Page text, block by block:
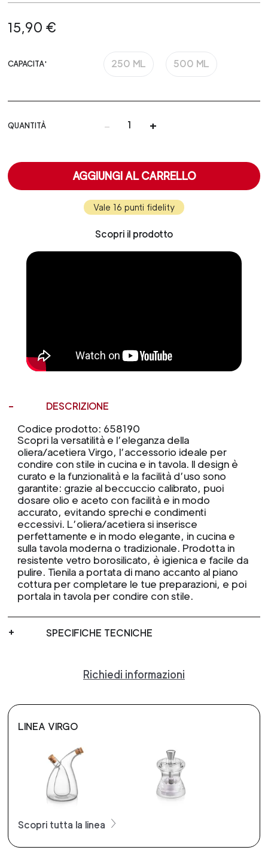
15,90 €
CAPACITA' 250 ML 500 ML
QUANTITÀ - +
AGGIUNGI AL CARRELLO
Vale 16 punti fidelity
Scopri il prodotto
DESCRIZIONE
Codice prodotto: 658190
Scopri la versatilità e l’eleganza della
oliera/acetiera Virgo, l’accessorio ideale per
condire con stile in cucina e in tavola. Il design è
curato e la funzionalità e la facilità d’uso sono
garantite: grazie al beccuccio calibrato, puoi
dosare olio e aceto con facilità e in modo
accurato, evitando sprechi e condimenti
eccessivi. L’oliera/acetiera si inserisce
perfettamente e in modo elegante, in cucina e
sulla tavola moderna o tradizionale. Prodotta in
resistente vetro borosilicato, è igienica e facile da
pulire. Tienila a portata di mano accanto al piano
cottura per completare le tue preparazioni, e poi
portala in tavola per condire con stile.
SPECIFICHE TECNICHE
Richiedi informazioni
LINEA VIRGO
Scopri tutta la linea